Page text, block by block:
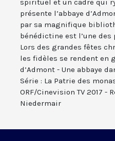
spirituel et un cadre qui
présente l’abbaye
par sa magnifique
bénédictine est l’une des
Lors des grandes fêtes
les fidèles se rendent en
d’Admont - Une abbaye
Série : La Patrie des
ORF/Cinevision TV 2017 -
Niedermair